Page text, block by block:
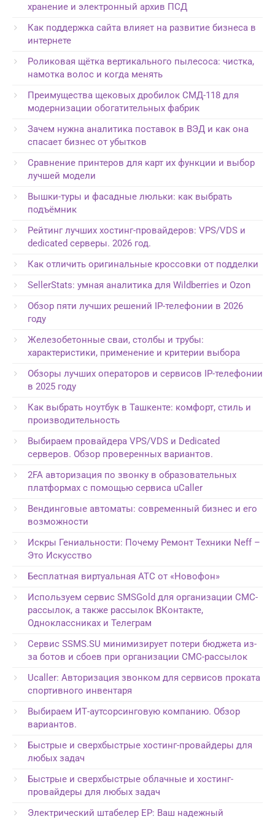
хранение и электронный архив ПСД
Как поддержка сайта влияет на развитие бизнеса в
интернете
Роликовая щётка вертикального пылесоса: чистка,
намотка волос и когда менять
Преимущества щековых дробилок СМД-118 для
модернизации обогатительных фабрик
Зачем нужна аналитика поставок в ВЭД и как она
спасает бизнес от убытков
Сравнение принтеров для карт их функции и выбор
лучшей модели
Вышки-туры и фасадные люльки: как выбрать
подъёмник
Рейтинг лучших хостинг-провайдеров: VPS/VDS и
dedicated серверы. 2026 год.
Как отличить оригинальные кроссовки от подделки
SellerStats: умная аналитика для Wildberries и Ozon
Обзор пяти лучших решений IP-телефонии в 2026
году
Железобетонные сваи, столбы и трубы:
характеристики, применение и критерии выбора
Обзоры лучших операторов и сервисов IP-телефонии
в 2025 году
Как выбрать ноутбук в Ташкенте: комфорт, стиль и
производительность
Выбираем провайдера VPS/VDS и Dedicated
серверов. Обзор проверенных вариантов.
2FA авторизация по звонку в образовательных
платформах с помощью сервиса uCaller
Вендинговые автоматы: современный бизнес и его
возможности
Искры Гениальности: Почему Ремонт Техники Neff –
Это Искусство
Бесплатная виртуальная АТС от «Новофон»
Используем сервис SMSGold для организации СМС-
рассылок, а также рассылок ВКонтакте,
Одноклассниках и Телеграм
Сервис SSMS.SU минимизирует потери бюджета из-
за ботов и сбоев при организации СМС-рассылок
Ucaller: Авторизация звонком для сервисов проката
спортивного инвентаря
Выбираем ИТ-аутсорсинговую компанию. Обзор
вариантов.
Быстрые и сверхбыстрые хостинг-провайдеры для
любых задач
Быстрые и сверхбыстрые облачные и хостинг-
провайдеры для любых задач
Электрический штабелер EP: Ваш надежный